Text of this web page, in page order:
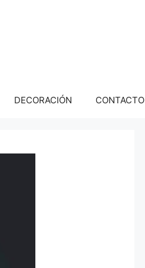
DECORACIÓN CONTACTO